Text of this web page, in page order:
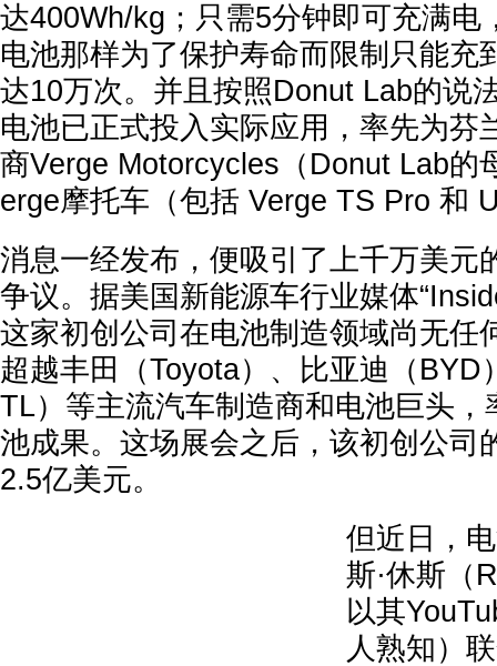
达400Wh/kg；只需5分钟即可充满电
电池那样为了保护寿命而限制只能充
达10万次。并且按照Donut Lab的说
电池已正式投入实际应用，率先为芬
商Verge Motorcycles（Donut Lab的
erge摩托车（包括 Verge TS Pro 和
消息一经发布，便吸引了上千万美元
争议。据美国新能源车行业媒体
这家初创公司在电池制造领域尚无任
超越丰田（Toyota）、比亚迪（BYD
TL）等主流汽车制造商和电池巨头，
池成果。这场展会之后，该初创公司
2.5亿美元。
但近日，
斯·休斯（
以其
人熟知）